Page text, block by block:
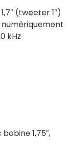
(tweeter 1″)
numériquement
kHz
1,75″,